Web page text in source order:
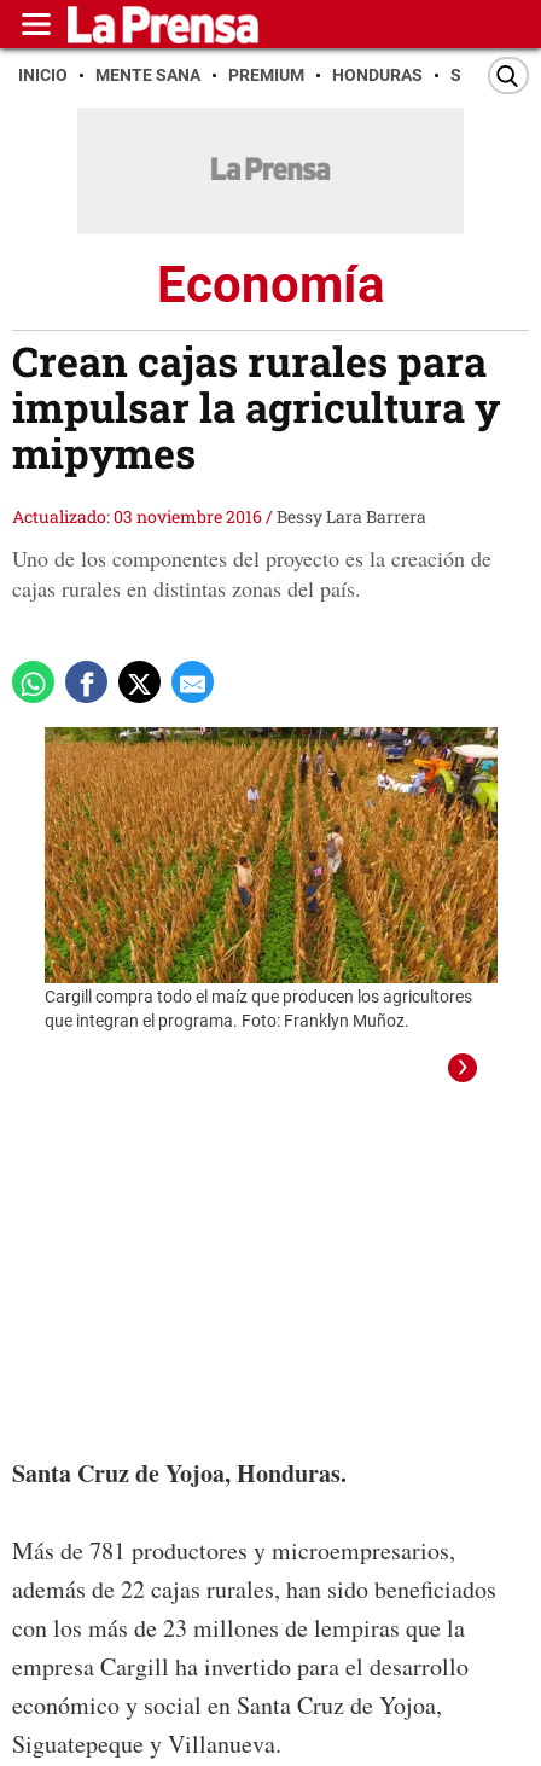
INICIO MENTE SANA PREMIUM HONDURAS SAN PEDRO
Economía
Crean cajas rurales para
impulsar la agricultura y
mipymes
Actualizado: 03 noviembre 2016/Bessy Lara Barrera
Uno de los componentes del proyecto es la creación de
cajas rurales en distintas zonas del país.
Cargill compra todo el maíz que producen los agricultores
que integran el programa. Foto: Franklyn Muñoz.
Santa Cruz de Yojoa, Honduras.
Más de 781 productores y microempresarios,
además de 22 cajas rurales, han sido beneficiados
con los más de 23 millones de lempiras que la
empresa Cargill ha invertido para el desarrollo
económico y social en Santa Cruz de Yojoa,
Siguatepeque y Villanueva.